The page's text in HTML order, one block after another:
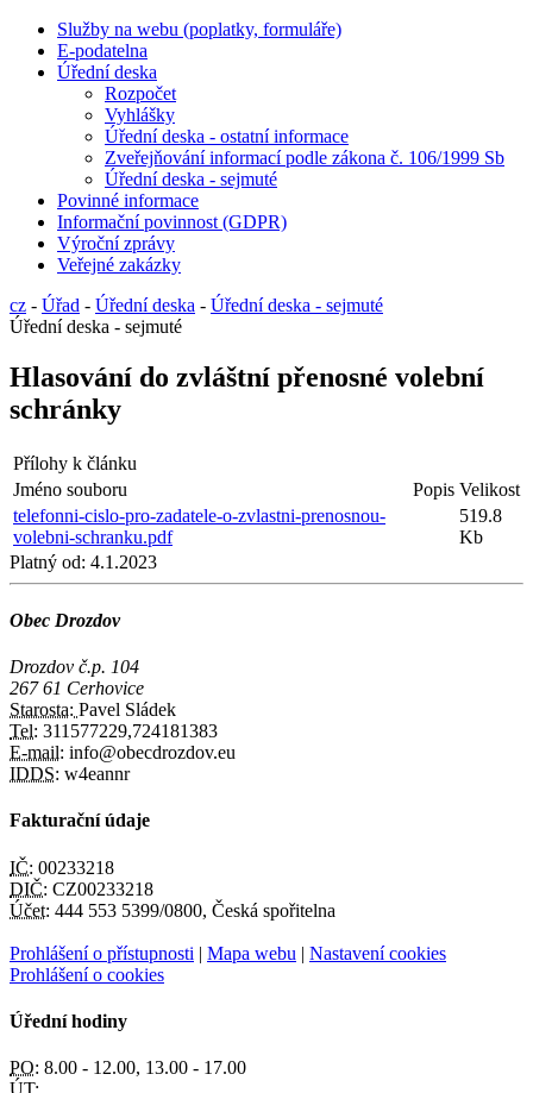
Služby na webu (poplatky, formuláře)
E-podatelna
Úřední deska
Rozpočet
Vyhlášky
Úřední deska - ostatní informace
Zveřejňování informací podle zákona č. 106/1999 Sb
Úřední deska - sejmuté
Povinné informace
Informační povinnost (GDPR)
Výroční zprávy
Veřejné zakázky
cz - Úřad - Úřední deska - Úřední deska - sejmuté
Úřední deska - sejmuté
Hlasování do zvláštní přenosné volební
schránky
Přílohy k článku
Jméno souboru
Popis Velikost
telefonni-cislo-pro-zadatele-o-zvlastni-prenosnou-
volebni-schranku.pdf
519.8
Kb
Platný od: 4.1.2023
Obec Drozdov
Drozdov č.p. 104
267 61 Cerhovice
Starosta: Pavel Sládek
Tel: 311577229,724181383
E-mail: info@obecdrozdov.eu
IDDS: w4eannr
Fakturační údaje
IČ: 00233218
DIČ: CZ00233218
Účet: 444 553 5399/0800, Česká spořitelna
Prohlášení o přístupnosti | Mapa webu | Nastavení cookies
Prohlášení o cookies
Úřední hodiny
PO: 8.00 - 12.00, 13.00 - 17.00